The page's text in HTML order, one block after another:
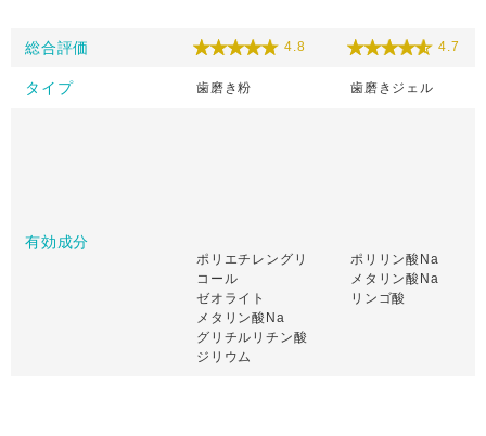
総合評価 4.8 4.7
タイプ 歯磨き粉 歯磨きジェル
有効成分
ポリエチレングリ
コール
ゼオライト
メタリン酸Na
グリチルリチン酸
ジリウム
ポリリン酸Na
メタリン酸Na
リンゴ酸